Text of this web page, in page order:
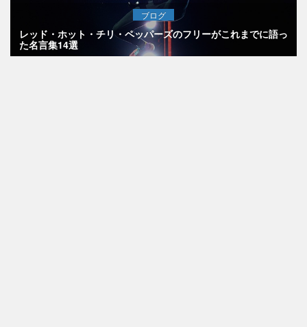
ブログ
レッド・ホット・チリ・ペッパーズのフリーがこれまでに語っ
た名言集14選